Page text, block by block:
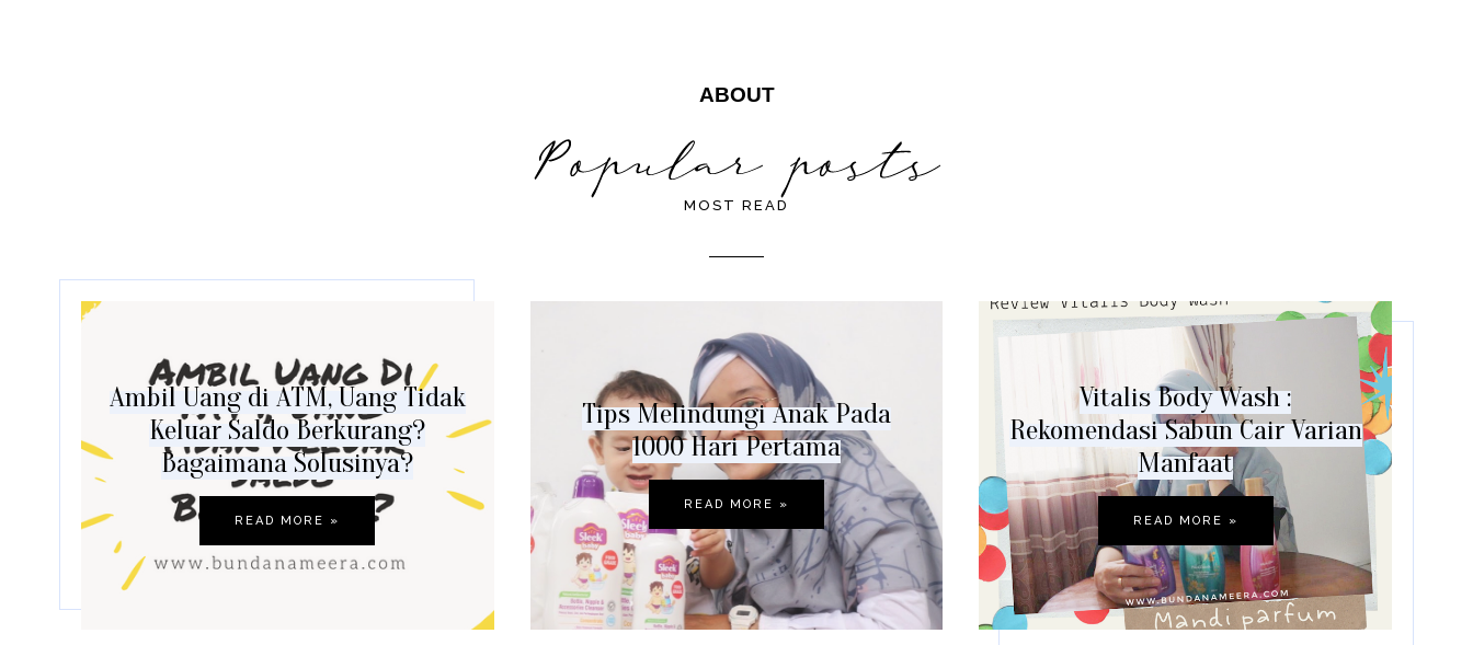
ABOUT
MOST READ
Ambil Uang di ATM, Uang Tidak
Keluar Saldo Berkurang?
Bagaimana Solusinya?
READ MORE »
Tips Melindungi Anak Pada
1000 Hari Pertama
READ MORE »
Vitalis Body Wash :
Rekomendasi Sabun Cair Varian
Manfaat
READ MORE »